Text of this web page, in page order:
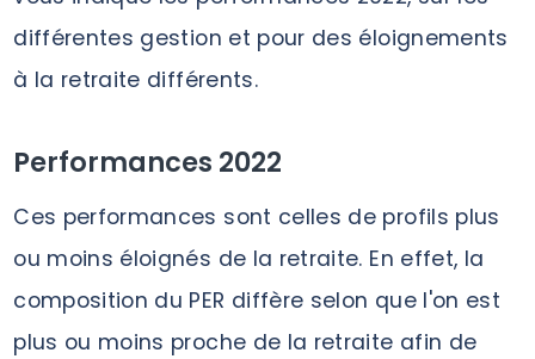
différentes gestion et pour des éloignements
à la retraite différents.
Performances 2022
Ces performances sont celles de profils plus
ou moins éloignés de la retraite. En effet, la
composition du PER diffère selon que l'on est
plus ou moins proche de la retraite afin de